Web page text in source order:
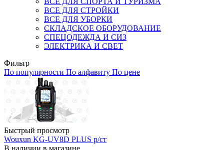
ВСЕ ДЛЯ СТРОЙКИ
ВСЕ ДЛЯ УБОРКИ
СКЛАДСКОЕ ОБОРУДОВАНИЕ
СПЕЦОДЕЖДА И СИЗ
ЭЛЕКТРИКА И СВЕТ
Фильтр
По популярности По алфавиту По цене
Быстрый просмотр
Wouxun KG-UV8D PLUS р/ст
В наличии в магазине